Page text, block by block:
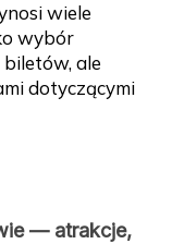
wiele
wybór
ale
dotyczącymi
— atrakcje,